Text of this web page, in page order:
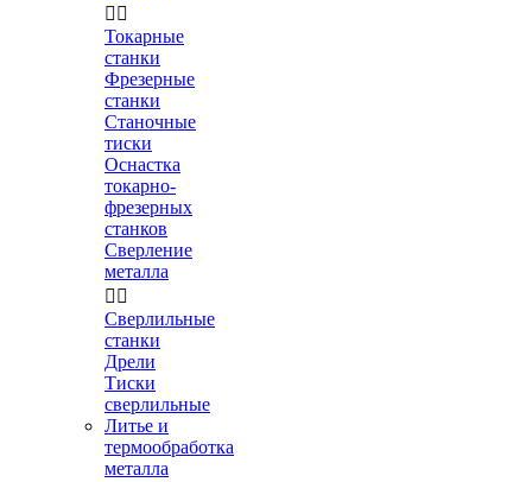
 
Токарные
станки
Фрезерные
станки
Станочные
тиски
Оснастка
токарно-
фрезерных
станков
Сверление
металла
 
Сверлильные
станки
Дрели
Тиски
сверлильные
Литье и
термообработка
металла